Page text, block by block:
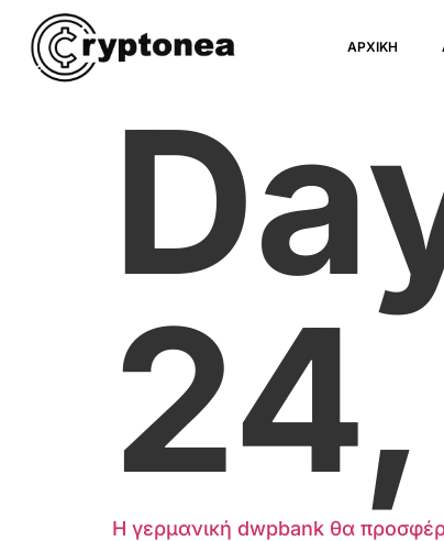
ΑΡΧΙΚΗ
Η γερμανική dwpbank θα